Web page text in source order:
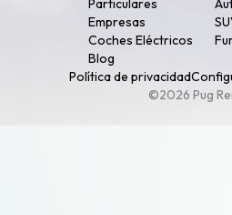
Particulares
Empresas
Coches Eléctricos
Blog
Política de privacidad
©2026 Pug